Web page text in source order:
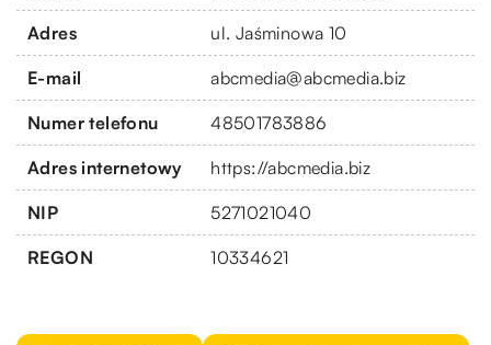
Adres ul. Jaśminowa 10
E-mail abcmedia@abcmedia.biz
Numer telefonu 48501783886
Adres internetowy https://abcmedia.biz
NIP 5271021040
REGON 10334621